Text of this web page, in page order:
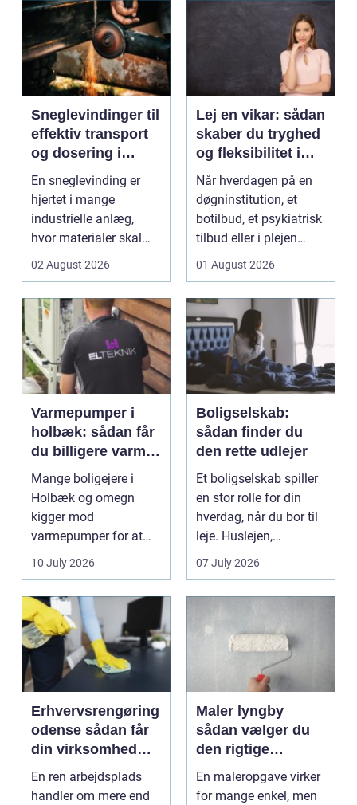
Sneglevindinger til
effektiv transport
og dosering i
industrien
En sneglevinding er
hjertet i mange
industrielle anlæg,
hvor materialer skal
flyttes, doseres eller ...
02 August 2026
Lej en vikar: sådan
skaber du tryghed
og fleksibilitet i
hverdagen
Når hverdagen på en
døgninstitution, et
botilbud, et psykiatrisk
tilbud eller i plejen
pludselig ænd...
01 August 2026
Varmepumper i
holbæk: sådan får
du billigere varme
og bedre
indeklima
Mange boligejere i
Holbæk og omegn
kigger mod
varmepumper for at
sænke
et sunde...
10 July 2026
Boligselskab:
sådan finder du
den rette udlejer
Et boligselskab spiller
en stor rolle for din
hverdag, når du bor til
leje. Huslejen,
vedligeh...
07 July 2026
Erhvervsrengøring
odense sådan får
din virksomhed
mest værdi for
pengene
En ren arbejdsplads
handler om mere end
Maler lyngby
sådan vælger du
den rigtige
fagmand
En maleropgave virker
for mange enkel, men